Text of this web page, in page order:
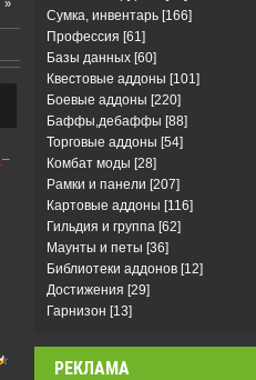
»
–
Сумка, инвентарь [166]
Профессия [61]
Базы данных [60]
Квестовые аддоны [101]
Боевые аддоны [220]
Баффы,дебаффы [88]
Торговые аддоны [54]
Комбат моды [28]
Рамки и панели [207]
Картовые аддоны [116]
Гильдия и группа [62]
Маунты и петы [36]
Библиотеки аддонов [12]
Достижения [29]
Гарнизон [13]
РЕКЛАМА